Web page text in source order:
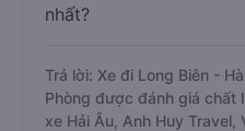
nhất?
Trả lời: Xe đi Long Biên -
Phòng được đánh giá chất
xe Hải Âu, Anh Huy